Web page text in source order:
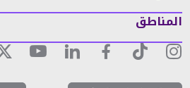
المناطق